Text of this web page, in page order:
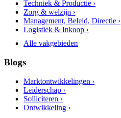
Techniek & Productie ›
Zorg & welzijn ›
Management, Beleid, Directie ›
Logistiek & Inkoop ›
Alle vakgebieden
Blogs
Marktontwikkelingen ›
Leiderschap ›
Solliciteren ›
Ontwikkeling ›